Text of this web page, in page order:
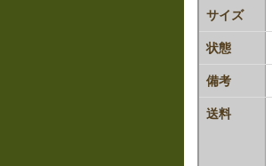
サイズ
状態
備考
送料